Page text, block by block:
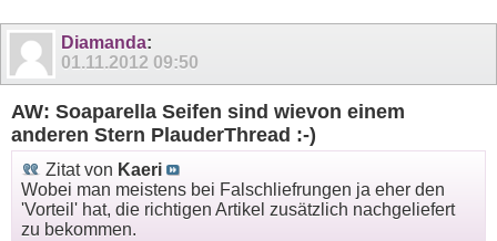
Diamanda:
01.11.2012 09:50
AW: Soaparella Seifen sind wievon einem
anderen Stern PlauderThread :-)
Zitat von Kaeri
Wobei man meistens bei Falschliefrungen ja eher den
'Vorteil' hat, die richtigen Artikel zusätzlich nachgeliefert
zu bekommen.